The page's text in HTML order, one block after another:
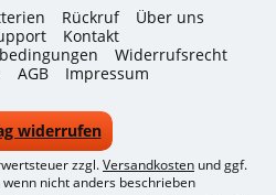
Rückruf
Über uns
Kontakt
Widerrufsrecht
AGB Impressum
widerrufen
zzgl.Versandkosten und ggf.
nicht anders beschrieben